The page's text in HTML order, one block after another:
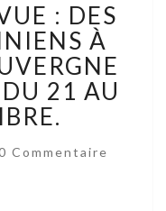
: DES
À
21 AU
Commentaire